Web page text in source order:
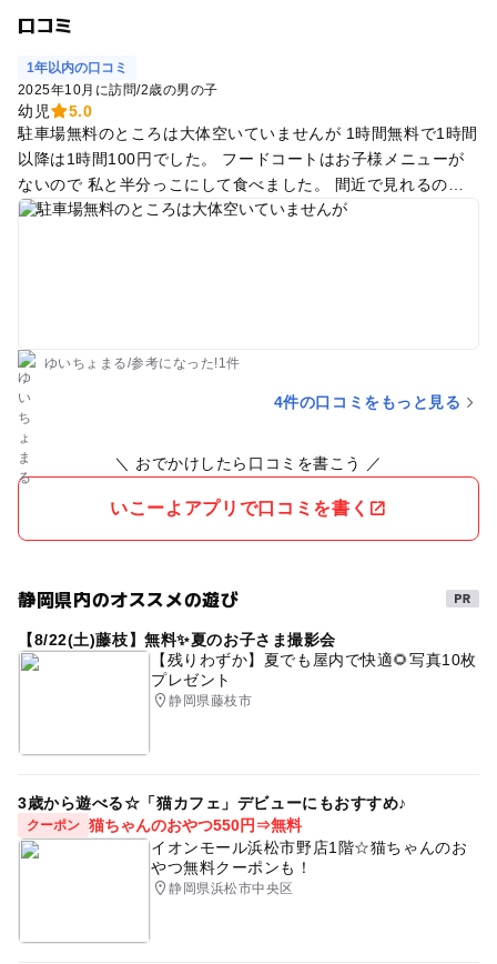
口コミ
1年以内の口コミ
2025年10月に訪問/2歳の男の子
幼児
5.0
駐車場無料のところは大体空いていませんが 1時間無料で1時間
以降は1時間100円でした。 フードコートはお子様メニューが
ないので 私と半分っこにして食べました。 間近で見れるので
大人も楽しくなります！ ただ空港の3回で見ると飛ぶ瞬間が見
ゆいちょまる/参考に なった!1件
4件の口コミをもっと見る
＼ おでかけしたら口コミを書こう ／
いこーよアプリで口コミを書く
静岡県内のオススメの遊び
【8/22(土)藤枝】無料✨夏のお子さま撮影会
【残りわずか】夏でも屋内で快適🌻写真10枚
プレゼント
静岡県藤枝市
3歳から遊べる☆「猫カフェ」デビューにもおすすめ♪
クーポン 猫ちゃんのおやつ550円⇒無料
イオンモール浜松市野店1階☆猫ちゃんのお
やつ無料クーポンも！
静岡県浜松市中央区